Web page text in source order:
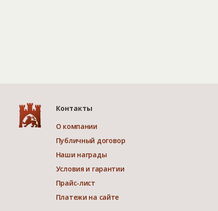
Контакты
О компании
Публичный договор
Наши награды
Условия и гарантии
Прайс-лист
Платежи на сайте